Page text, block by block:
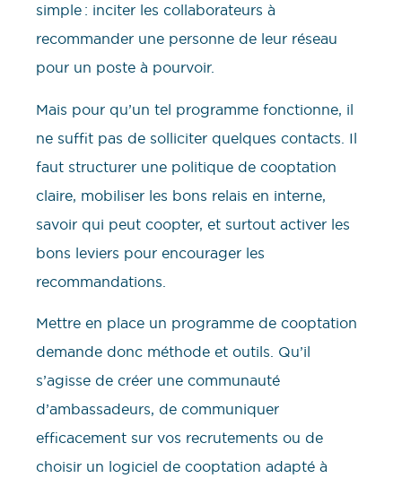
simple : inciter les collaborateurs à
recommander une personne de leur réseau
pour un poste à pourvoir.
Mais pour qu’un tel programme fonctionne, il
ne suffit pas de solliciter quelques contacts. Il
faut structurer une politique de cooptation
claire, mobiliser les bons relais en interne,
savoir qui peut coopter, et surtout activer les
bons leviers pour encourager les
recommandations.
Mettre en place un programme de cooptation
demande donc méthode et outils. Qu’il
s’agisse de créer une communauté
d’ambassadeurs, de communiquer
efficacement sur vos recrutements ou de
choisir un logiciel de cooptation adapté à